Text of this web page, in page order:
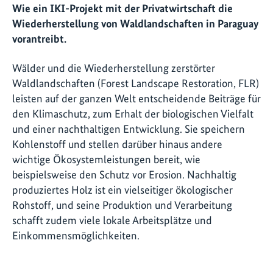
Wie ein IKI-Projekt mit der Privatwirtschaft die
Wiederherstellung von Waldlandschaften in Paraguay
vorantreibt.
Wälder und die Wiederherstellung zerstörter
Waldlandschaften (Forest Landscape Restoration, FLR)
leisten auf der ganzen Welt entscheidende Beiträge für
den Klimaschutz, zum Erhalt der biologischen Vielfalt
und einer nachthaltigen Entwicklung. Sie speichern
Kohlenstoff und stellen darüber hinaus andere
wichtige Ökosystemleistungen bereit, wie
beispielsweise den Schutz vor Erosion. Nachhaltig
produziertes Holz ist ein vielseitiger ökologischer
Rohstoff, und seine Produktion und Verarbeitung
schafft zudem viele lokale Arbeitsplätze und
Einkommensmöglichkeiten.